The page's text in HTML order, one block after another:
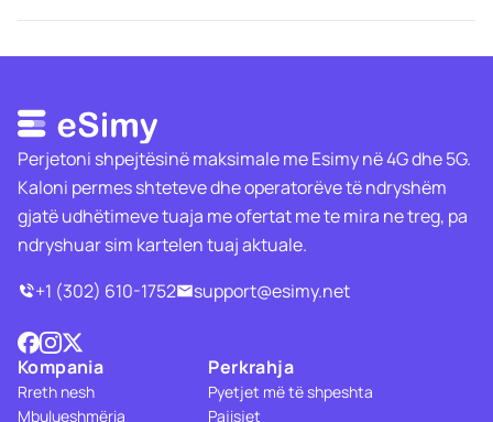
Perjetoni shpejtësinë maksimale me Esimy në 4G dhe 5G.
Kaloni permes shteteve dhe operatorëve të ndryshëm
gjatë udhëtimeve tuaja me ofertat me te mira ne treg, pa
ndryshuar sim kartelen tuaj aktuale.
+1 (302) 610-1752
support@esimy.net
Kompania
Rreth nesh
Mbulueshmëria
Perkrahja
Pyetjet më të shpeshta
Pajisjet